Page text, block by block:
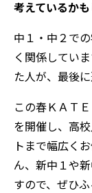
考えているか
中１・中２で
く関係してい
た人が、最後
この春ＫＡＴ
を開催し、高
トまで幅広く
ん、新中１や
すので、ぜひ